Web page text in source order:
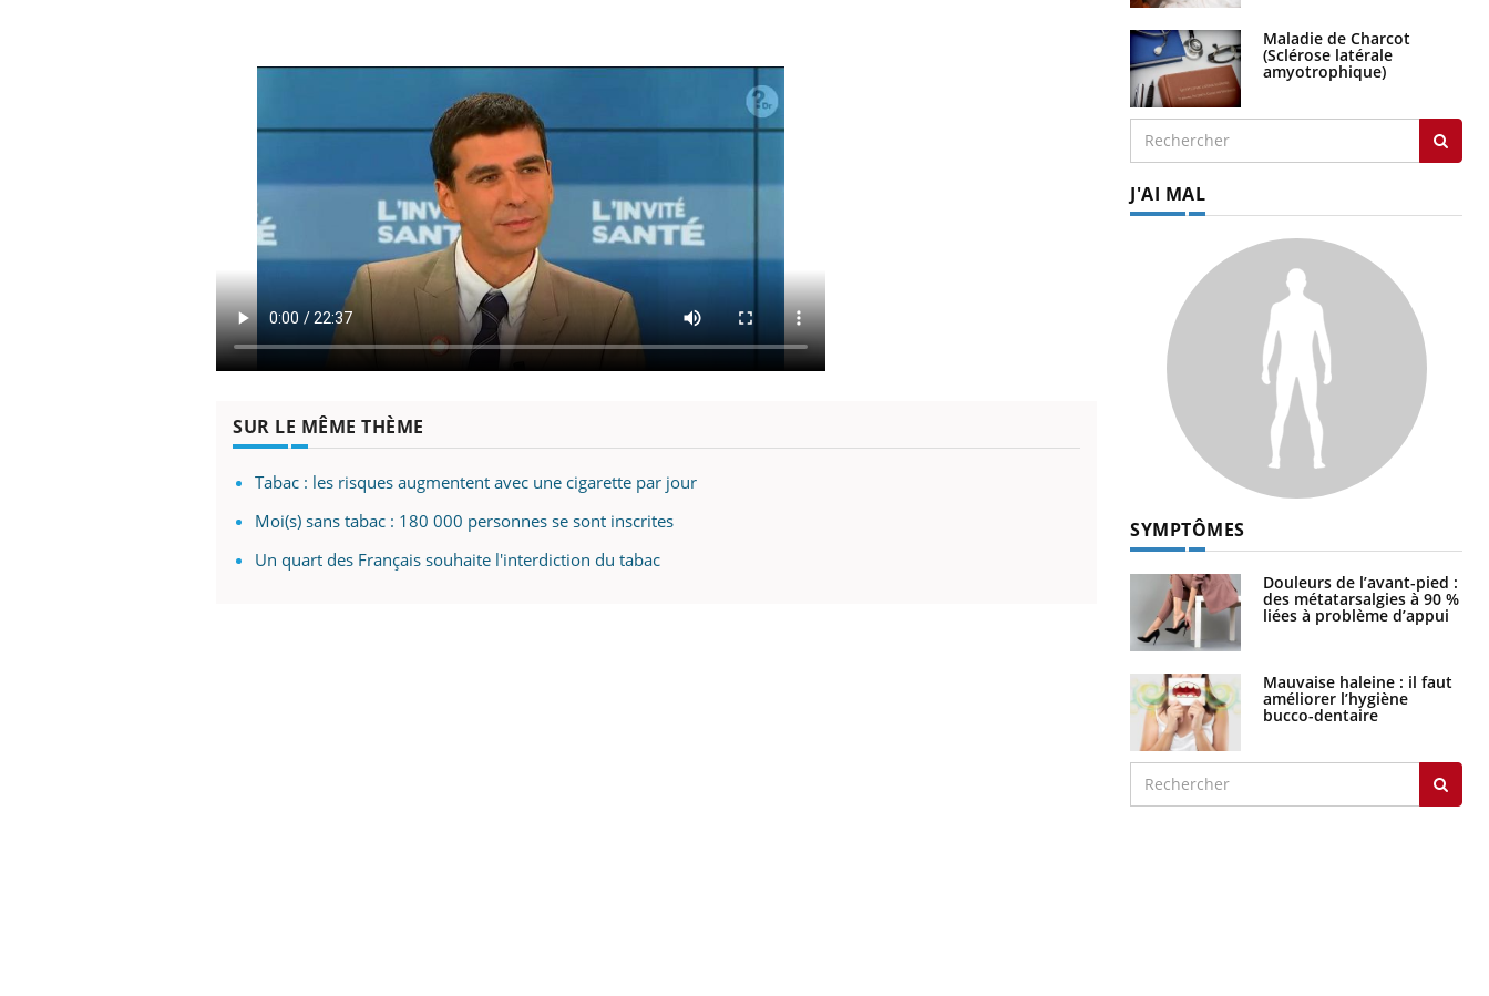
SUR LE MÊME THÈME
Tabac : les risques augmentent avec une cigarette par jour
Moi(s) sans tabac : 180 000 personnes se sont inscrites
Un quart des Français souhaite l'interdiction du tabac
Maladie de Charcot
(Sclérose latérale
amyotrophique)
J'AI MAL
SYMPTÔMES
Douleurs de l’avant-pied :
des métatarsalgies à 90 %
liées à problème d’appui
Mauvaise haleine : il faut
améliorer l’hygiène
bucco-dentaire